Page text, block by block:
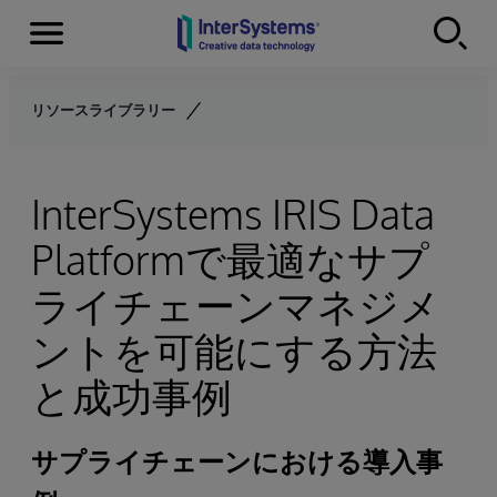
Skip to content
Menu
リソースライブラリー
InterSystems IRIS Data
Platformで最適なサプ
ライチェーンマネジメ
ントを可能にする方法
と成功事例
サプライチェーンにおける導入事